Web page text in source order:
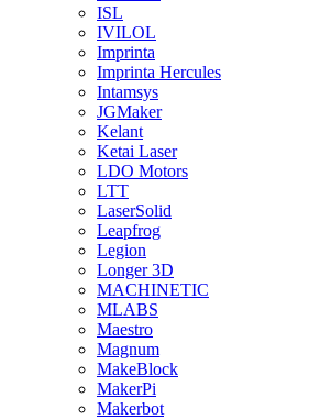
ISL
IVILOL
Imprinta
Imprinta Hercules
Intamsys
JGMaker
Kelant
Ketai Laser
LDO Motors
LTT
LaserSolid
Leapfrog
Legion
Longer 3D
MACHINETIC
MLABS
Maestro
Magnum
MakeBlock
MakerPi
Makerbot